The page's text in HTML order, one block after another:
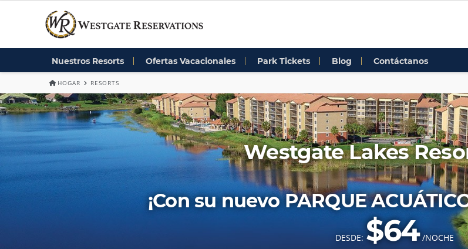
Nuestros Resorts Ofertas Vacacionales Park Tickets Blog Contáctanos
HOGAR RESORTS
Westgate Lakes
¡Con su nuevo PARQUE
DESDE: $64/NOCHE